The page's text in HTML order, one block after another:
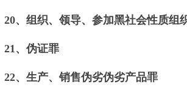
20、组织、领导、参加黑社会性质组
21、伪证罪
22、生产、销售伪劣伪劣产品罪